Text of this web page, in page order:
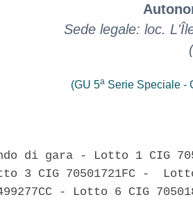
Sede legale: loc.
(GU 5a Serie Speciale -
di gara - Lotto 1 CIG
3 CIG 70501721FC -
- Lotto 6 CIG